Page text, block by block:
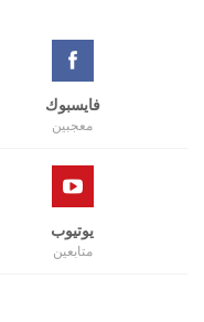
فايسبوك
معجبين
يوتيوب
متابعين